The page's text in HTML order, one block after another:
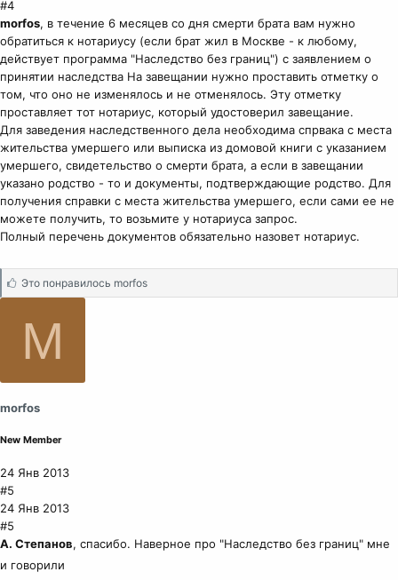
#4
morfos, в течение 6 месяцев со дня смерти брата вам нужно
обратиться к нотариусу (если брат жил в Москве - к любому,
действует программа "Наследство без границ") с заявлением о
принятии наследства На завещании нужно проставить отметку о
том, что оно не изменялось и не отменялось. Эту отметку
проставляет тот нотариус, который удостоверил завещание.
Для заведения наследственного дела необходима спрвака с места
жительства умершего или выписка из домовой книги с указанием
умершего, свидетельство о смерти брата, а если в завещании
указано родство - то и документы, подтверждающие родство. Для
получения справки с места жительства умершего, если сами ее не
можете получить, то возьмите у нотариуса запрос.
Полный перечень документов обязательно назовет нотариус.
С
и
и
и
Это понравилось morfos
M
morfos
New Member
24 Янв 2013
#5
24 Янв 2013
#5
А. Степанов, спасибо. Наверное про "Наследство без границ" мне
и говорили